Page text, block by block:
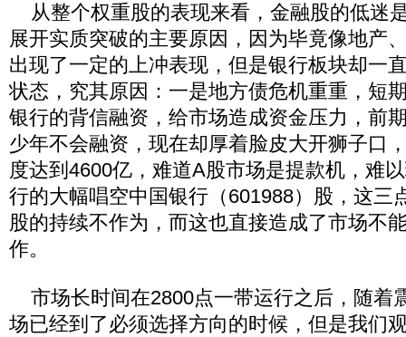
从整个权重股的表现来看，金融股的低迷
展开实质突破的主要原因，因为毕竟像地产
出现了一定的上冲表现，但是银行板块却一
状态，究其原因：一是地方债危机重重，短
银行的背信融资，给市场造成资金压力，前
少年不会融资，现在却厚着脸皮大开狮子口
度达到4600亿，难道A股市场是提款机，难
行的大幅唱空中国银行（601988）股，这三
股的持续不作为，而这也直接造成了市场不
作。
市场长时间在2800点一带运行之后，随着
场已经到了必须选择方向的时候，但是我们